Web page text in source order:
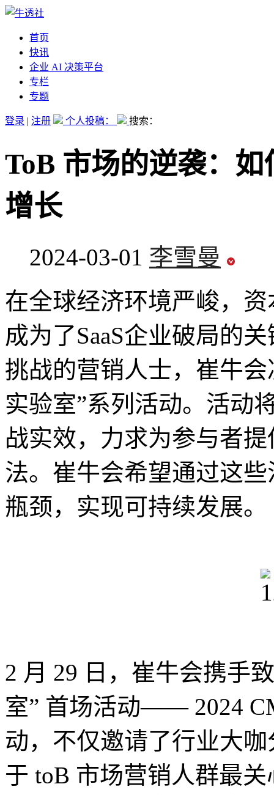
首页
快讯
企业 AI 决策平台
专栏
专题
登录 | 注册 个人投稿： 搜索：
ToB 市场的逆袭：
增长
2024-03-01 李雪曼
在全球经济环境严峻，
成为了SaaS企业破局的
挑战的营销人士，崔牛会
实验室”系列活动。活动
战实效，力求为参与者
法。崔牛会希望通过这些
瓶颈，实现可持续发展。
2 月 29 日，崔牛会携手
室” 首场活动—— 2024
动，不仅邀请了行业大
于 toB 市场营销人群最